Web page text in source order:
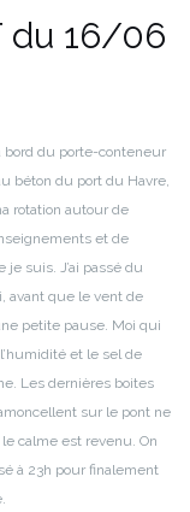
du 16/06
bord du porte-conteneur
béton du port du Havre,
rotation autour de
et de
suis. J’ai passé du
avant que le vent de
petite pause. Moi qui
et le sel de
Les dernières boites
sur le pont ne
calme est revenu. On
à 23h pour finalement